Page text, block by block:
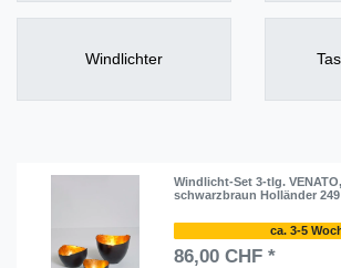
Windlichter
Windlicht-Set 3-tlg. VENATO,
schwarzbraun Holländer 249
ca. 3-5
86,00 CHF *